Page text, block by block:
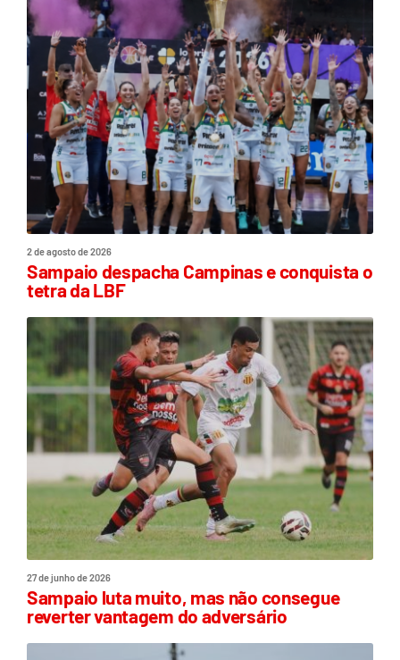
2 de agosto de 2026
Sampaio despacha Campinas e conquista o
tetra da LBF
27 de junho de 2026
Sampaio luta muito, mas não consegue
reverter vantagem do adversário